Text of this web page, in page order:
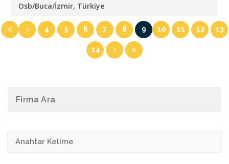
Osb/Buca/İzmir, Türkiye
4 5 6 7 8 9 10 11 12 13
14
Firma Ara